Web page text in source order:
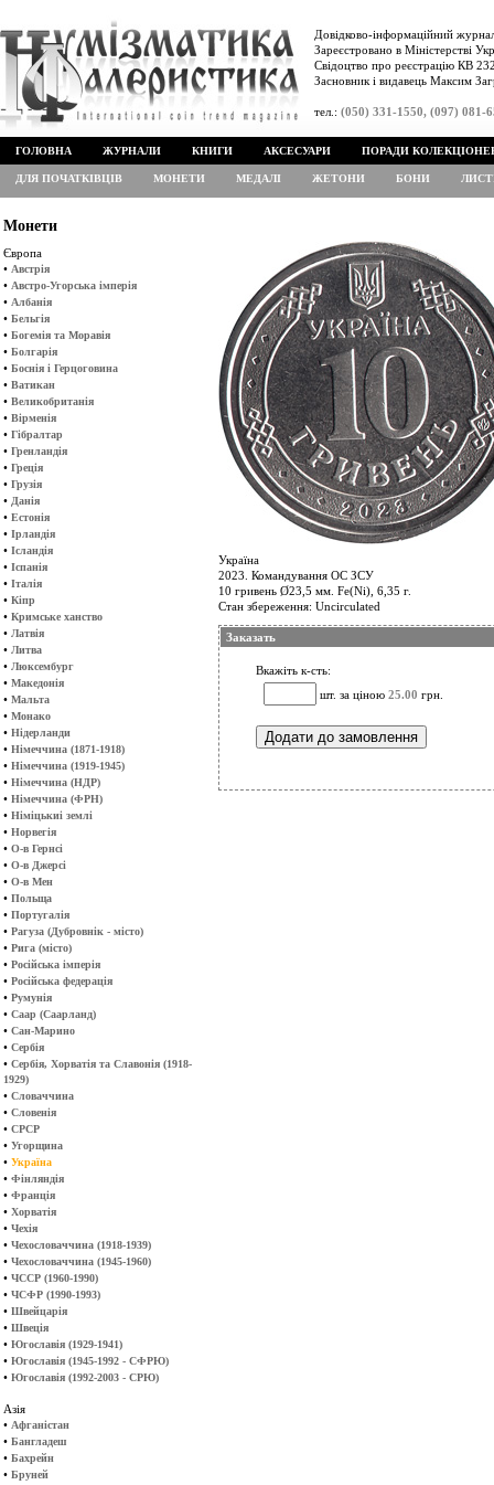
Довідково-інформаційний
Зареєстровано в Міністерстві
Свідоцтво про реєстрацію КВ
Засновник і видавець Максим
тел.: (050) 331-1550, (097) 081-
ГОЛОВНА ЖУРНАЛИ КНИГИ АКСЕСУАРИ ПОРАДИ
ДЛЯ ПОЧАТКІВЦІВ МОНЕТИ МЕДАЛІ ЖЕТОНИ БОНИ
Монети
Європа
• Австрія
• Австро-Угорська імперія
• Албанія
• Бельгія
• Богемія та Моравія
• Болгарія
• Боснія і Герцоговина
• Ватикан
• Великобританія
• Вірменія
• Гібралтар
• Гренландія
• Греція
• Грузія
• Данія
• Естонія
• Ірландія
• Ісландія
• Іспанія
• Італія
• Кіпр
• Кримське ханство
• Латвія
• Литва
• Люксембург
• Македонія
• Мальта
• Монако
• Нідерланди
• Німеччина (1871-1918)
• Німеччина (1919-1945)
• Німеччина (НДР)
• Німеччина (ФРН)
• Німіцькиі землі
• Норвегія
• О-в Гернсі
• О-в Джерсі
• О-в Мен
• Польща
• Португалія
• Рагуза (Дубровнік - місто)
• Рига (місто)
• Російська імперія
• Російська федерація
• Румунія
• Саар (Саарланд)
• Сан-Марино
• Сербія
• Сербія, Хорватія та Славонія (1918-
1929)
• Словаччина
• Словенія
• СРСР
• Угорщина
• Україна
• Фінляндія
• Франція
• Хорватія
• Чехія
• Чехословаччина (1918-1939)
• Чехословаччина (1945-1960)
• ЧССР (1960-1990)
• ЧСФР (1990-1993)
• Швейцарія
• Швеція
• Югославія (1929-1941)
• Югославія (1945-1992 - СФРЮ)
• Югославія (1992-2003 - СРЮ)
Азія
• Афганістан
• Бангладеш
• Бахрейн
• Бруней
Україна
2023. Командування ОС ЗСУ
10 гривень Ø23,5 мм. Fe(Ni), 6,35 г.
Стан збереження: Uncirculated
Заказать
Вкажіть к-сть:
шт. за ціною 25.00 грн.